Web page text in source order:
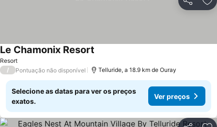
Partilhar
Resort
Le Chamonix Resort
/ Pontuação não disponível Telluride, a 18.9 km de Ouray
Selecione as datas para ver os preços
exatos.
Ver preços